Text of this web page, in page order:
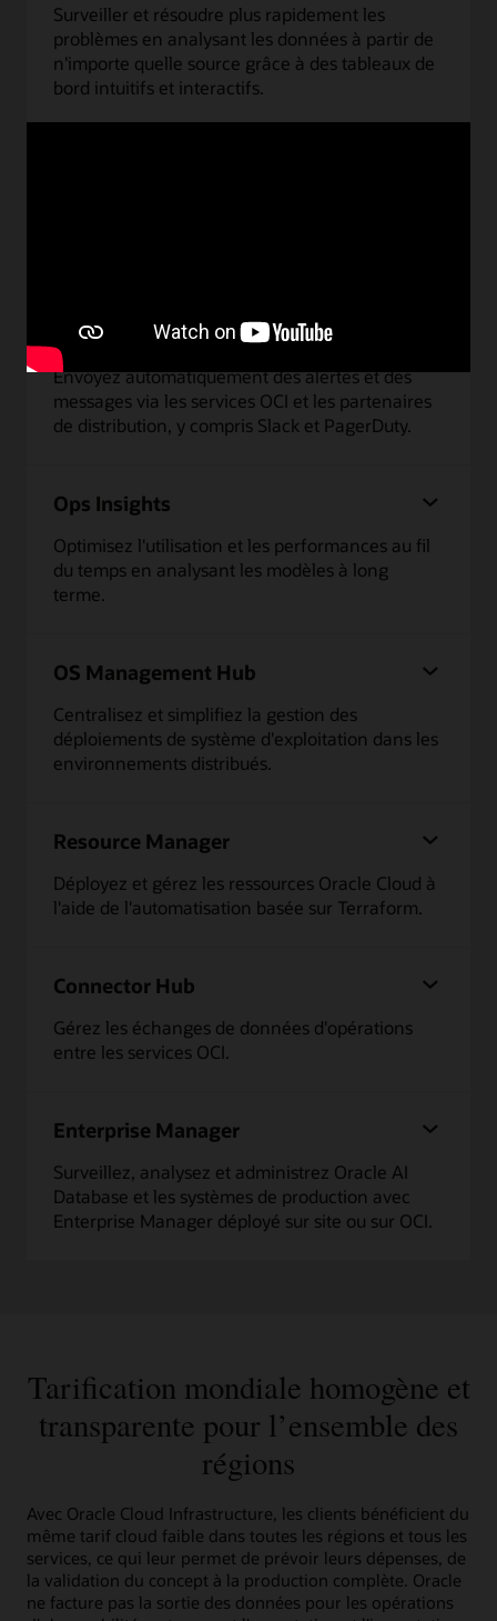
Surveiller et résoudre plus rapidement les
problèmes en analysant les données à partir de
n'importe quelle source grâce à des tableaux de
bord intuitifs et interactifs.
Notifications
Envoyez automatiquement des alertes et des
messages via les services OCI et les partenaires
de distribution, y compris Slack et PagerDuty.
Ops Insights
Optimisez l'utilisation et les performances au fil
du temps en analysant les modèles à long
terme.
OS Management Hub
Centralisez et simplifiez la gestion des
déploiements de système d'exploitation dans les
environnements distribués.
Resource Manager
Déployez et gérez les ressources Oracle Cloud à
l'aide de l'automatisation basée sur Terraform.
Connector Hub
Gérez les échanges de données d'opérations
entre les services OCI.
Enterprise Manager
Surveillez, analysez et administrez Oracle AI
Database et les systèmes de production avec
Enterprise Manager déployé sur site ou sur OCI.
Tarification mondiale homogène et
transparente pour l’ensemble des
régions
Avec Oracle Cloud Infrastructure, les clients bénéficient du
même tarif cloud faible dans toutes les régions et tous les
services, ce qui leur permet de prévoir leurs dépenses, de
la validation du concept à la production complète. Oracle
ne facture pas la sortie des données pour les opérations